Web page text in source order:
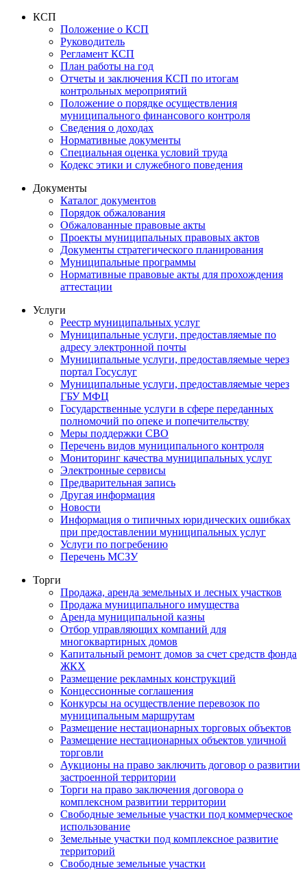
КСП
Положение о КСП
Руководитель
Регламент КСП
План работы на год
Отчеты и заключения КСП по итогам
контрольных мероприятий
Положение о порядке осуществления
муниципального финансового контроля
Сведения о доходах
Нормативные документы
Специальная оценка условий труда
Кодекс этики и служебного поведения
Документы
Каталог документов
Порядок обжалования
Обжалованные правовые акты
Проекты муниципальных правовых актов
Документы стратегического планирования
Муниципальные программы
Нормативные правовые акты для прохождения
аттестации
Услуги
Реестр муниципальных услуг
Муниципальные услуги, предоставляемые по
адресу электронной почты
Муниципальные услуги, предоставляемые через
портал Госуслуг
Муниципальные услуги, предоставляемые через
ГБУ МФЦ
Государственные услуги в сфере переданных
полномочий по опеке и попечительству
Меры поддержки СВО
Перечень видов муниципального контроля
Мониторинг качества муниципальных услуг
Электронные сервисы
Предварительная запись
Другая информация
Новости
Информация о типичных юридических ошибках
при предоставлении муниципальных услуг
Услуги по погребению
Перечень МСЗУ
Торги
Продажа, аренда земельных и лесных участков
Продажа муниципального имущества
Аренда муниципальной казны
Отбор управляющих компаний для
многоквартирных домов
Капитальный ремонт домов за счет средств фонда
ЖКХ
Размещение рекламных конструкций
Концессионные соглашения
Конкурсы на осуществление перевозок по
муниципальным маршрутам
Размещение нестационарных торговых объектов
Размещение нестационарных объектов уличной
торговли
Аукционы на право заключить договор о развитии
застроенной территории
Торги на право заключения договора о
комплексном развитии территории
Свободные земельные участки под коммерческое
использование
Земельные участки под комплексное развитие
территорий
Свободные земельные участки